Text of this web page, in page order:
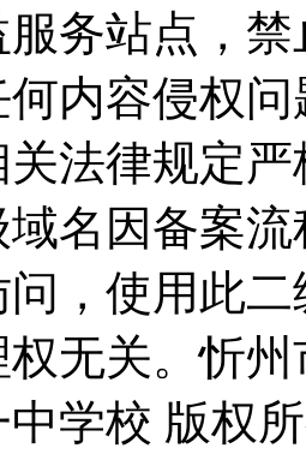
务站点，
内容侵权
关法律规定
名因备案
，使用此
无关。忻州
学校 版权